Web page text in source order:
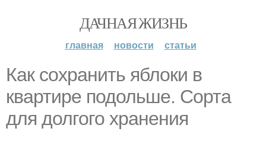
ДАЧНАЯ ЖИЗНЬ
главная новости статьи
Как сохранить яблоки в
квартире подольше. Сорта
для долгого хранения